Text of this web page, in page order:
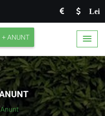
Lei
+ ANUNT
Anunt